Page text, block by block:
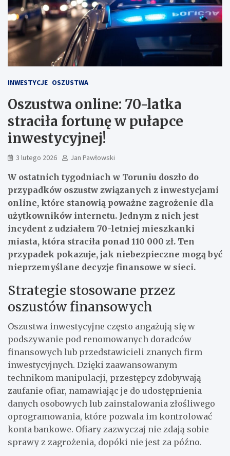
INWESTYCJE OSZUSTWA
Oszustwa online: 70-latka
straciła fortunę w pułapce
inwestycyjnej!
3 lutego 2026 Jan Pawłowski
W ostatnich tygodniach w Toruniu doszło do
przypadków oszustw związanych z inwestycjami
online, które stanowią poważne zagrożenie dla
użytkowników internetu. Jednym z nich jest
incydent z udziałem 70-letniej mieszkanki
miasta, która straciła ponad 110 000 zł. Ten
przypadek pokazuje, jak niebezpieczne mogą być
nieprzemyślane decyzje finansowe w sieci.
Strategie stosowane przez
oszustów finansowych
Oszustwa inwestycyjne często angażują się w
podszywanie pod renomowanych doradców
finansowych lub przedstawicieli znanych firm
inwestycyjnych. Dzięki zaawansowanym
technikom manipulacji, przestępcy zdobywają
zaufanie ofiar, namawiając je do udostępnienia
danych osobowych lub zainstalowania złośliwego
oprogramowania, które pozwala im kontrolować
konta bankowe. Ofiary zazwyczaj nie zdają sobie
sprawy z zagrożenia, dopóki nie jest za późno.